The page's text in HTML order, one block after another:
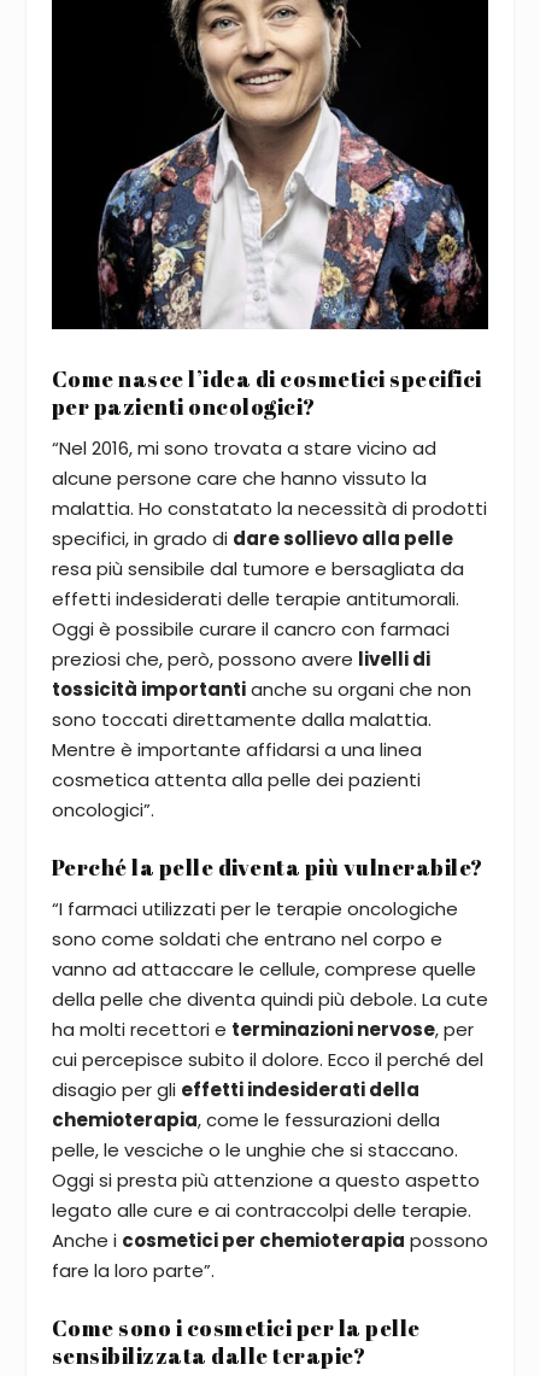
Come nasce l’idea di cosmetici specifici
per pazienti oncologici?
“Nel 2016, mi sono trovata a stare vicino ad
alcune persone care che hanno vissuto la
malattia. Ho constatato la necessità di prodotti
specifici, in grado di dare sollievo alla pelle
resa più sensibile dal tumore e bersagliata da
effetti indesiderati delle terapie antitumorali.
Oggi è possibile curare il cancro con farmaci
preziosi che, però, possono avere livelli di
tossicità importantianche su organi che non
sono toccati direttamente dalla malattia.
Mentre è importante affidarsi a una linea
cosmetica attenta alla pelle dei pazienti
oncologici”.
Perché la pelle diventa più vulnerabile?
“I farmaci utilizzati per le terapie oncologiche
sono come soldati che entrano nel corpo e
vanno ad attaccare le cellule, comprese quelle
della pelle che diventa quindi più debole. La cute
ha molti recettori e terminazioni nervose, per
cui percepisce subito il dolore. Ecco il perché del
disagio per gli effetti indesiderati della
chemioterapia, come le fessurazioni della
pelle, le vesciche o le unghie che si staccano.
Oggi si presta più attenzione a questo aspetto
legato alle cure e ai contraccolpi delle terapie.
Anche i cosmetici per chemioterapia possono
fare la loro parte”.
Come sono i cosmetici per la pelle
sensibilizzata dalle terapie?